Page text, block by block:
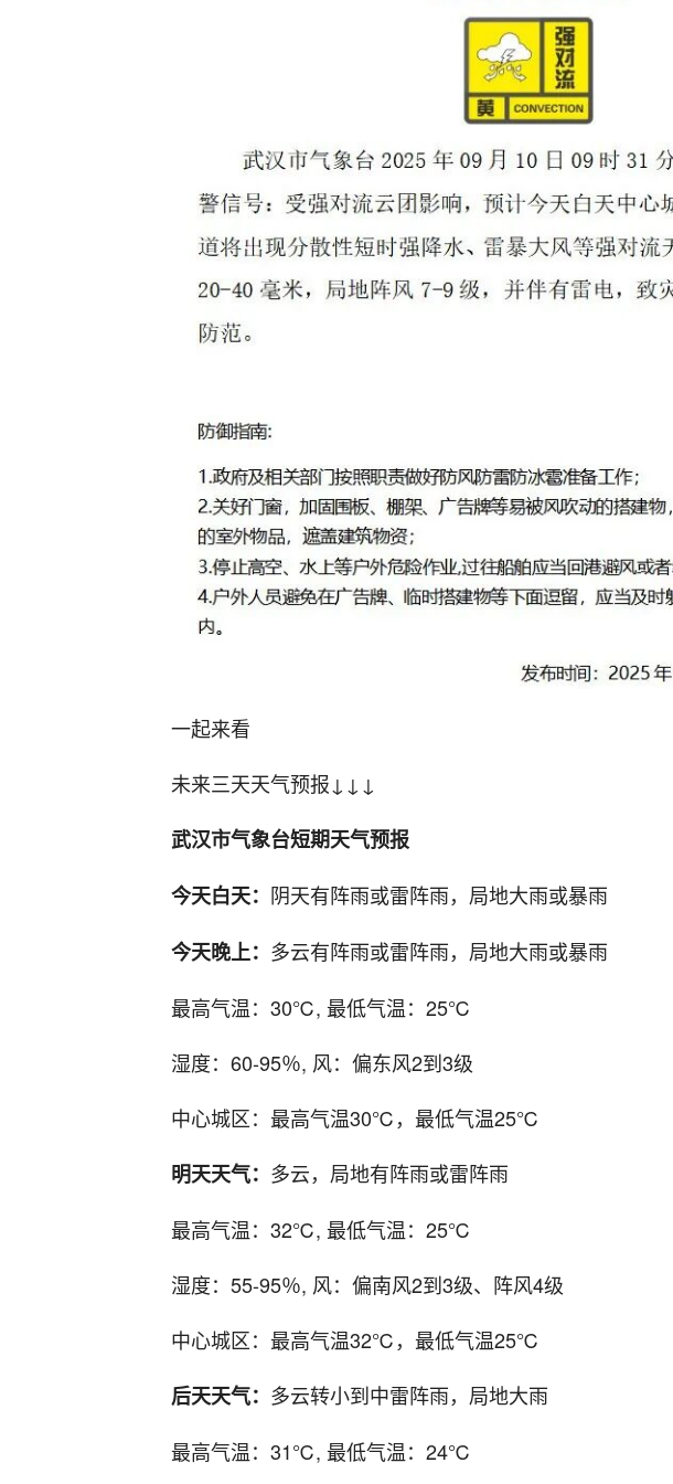
一起来看
未来三天天气预报↓↓↓
武汉市气象台短期天气预报
今天白天： 阴天有阵雨或雷阵雨，局地大雨或暴雨
今天晚上： 多云有阵雨或雷阵雨，局地大雨或暴雨
最高气温：30℃, 最低气温：25℃
湿度：60-95％, 风：偏东风2到3级
中心城区：最高气温30℃，最低气温25℃
明天天气： 多云，局地有阵雨或雷阵雨
最高气温：32℃, 最低气温：25℃
湿度：55-95％, 风：偏南风2到3级、阵风4级
中心城区：最高气温32℃，最低气温25℃
后天天气： 多云转小到中雷阵雨，局地大雨
最高气温：31℃, 最低气温：24℃